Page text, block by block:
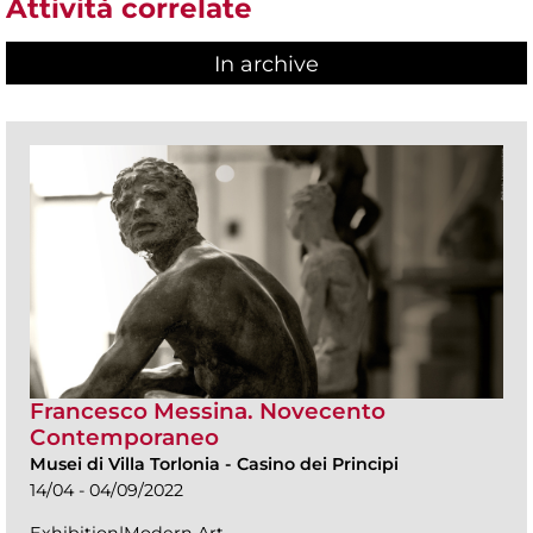
Attività correlate
In archive
Francesco Messina. Novecento
Contemporaneo
Musei di Villa Torlonia - Casino dei Principi
14/04 - 04/09/2022